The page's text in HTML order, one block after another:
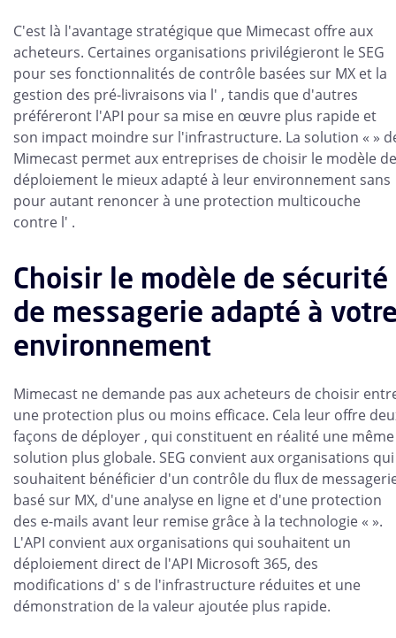
C'est là l'avantage stratégique que Mimecast offre aux
acheteurs. Certaines organisations privilégieront le SEG
pour ses fonctionnalités de contrôle basées sur MX et la
gestion des pré-livraisons via l' , tandis que d'autres
préféreront l'API pour sa mise en œuvre plus rapide et
son impact moindre sur l'infrastructure. La solution « »
Mimecast permet aux entreprises de choisir le modèle de
déploiement le mieux adapté à leur environnement sans
pour autant renoncer à une protection multicouche
contre l' .
Choisir le modèle de sécurité
de messagerie adapté à
environnement
Mimecast ne demande pas aux acheteurs de choisir
une protection plus ou moins efficace. Cela leur offre
façons de déployer , qui constituent en réalité une même
solution plus globale. SEG convient aux organisations qui
souhaitent bénéficier d'un contrôle du flux de
basé sur MX, d'une analyse en ligne et d'une protection
des e-mails avant leur remise grâce à la technologie « ».
L'API convient aux organisations qui souhaitent un
déploiement direct de l'API Microsoft 365, des
modifications d' s de l'infrastructure réduites et une
démonstration de la valeur ajoutée plus rapide.